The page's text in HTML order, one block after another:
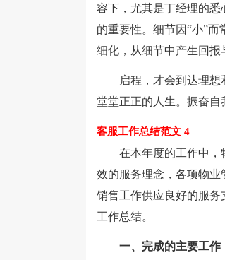
容下，尤其是丁经理的
的重要性。细节因“小”
细化，从细节中产生回报
启程，才会到达理想和
堂堂正正的人生。振奋自
客服工作总结范文 4
在本年度的工作中，物
效的服务理念，各项物
销售工作供应良好的服
工作总结。
一、完成的主要工作